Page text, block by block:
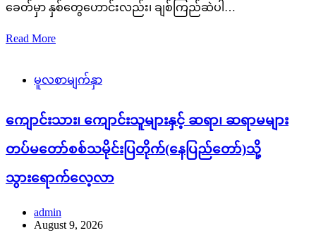
ခေတ်မှာ နှစ်တွေဟောင်းလည်း၊ ချစ်ကြည်ဆဲပါ…
Read More
မူလစာမျက်နှာ
ကျောင်းသား၊ ကျောင်းသူများနှင့် ဆရာ၊ ဆရာမများ
တပ်မတော်စစ်သမိုင်းပြတိုက်(နေပြည်တော်)သို့
သွားရောက်လေ့လာ
admin
August 9, 2026